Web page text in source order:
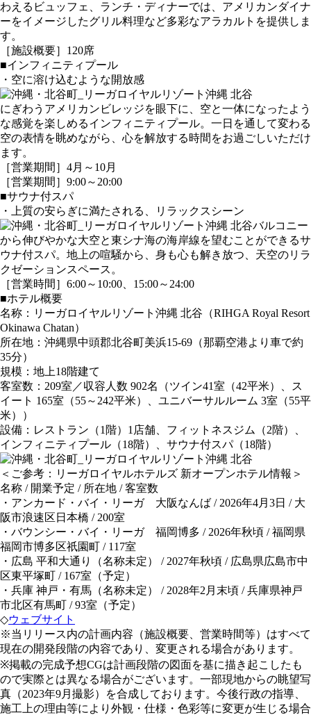
わえるビュッフェ、ランチ・ディナーでは、アメリカンダイナ
ーをイメージしたグリル料理など多彩なアラカルトを提供しま
す。
［施設概要］120席
■インフィニティプール
・空に溶け込むような開放感
にぎわうアメリカンビレッジを眼下に、空と一体になったよう
な感覚を楽しめるインフィニティプール。一日を通して変わる
空の表情を眺めながら、心を解放する時間をお過ごしいただけ
ます。
［営業期間］4月～10月
［営業期間］9:00～20:00
■サウナ付スパ
・上質の安らぎに満たされる、リラックスシーン
バルコニー
から伸びやかな大空と東シナ海の海岸線を望むことができるサ
ウナ付スパ。地上の喧騒から、身も心も解き放つ、天空のリラ
クゼーションスペース。
［営業時間］6:00～10:00、15:00～24:00
■ホテル概要
名称：リーガロイヤルリゾート沖縄 北谷（RIHGA Royal Resort
Okinawa Chatan）
所在地：沖縄県中頭郡北谷町美浜15-69（那覇空港より車で約
35分）
規模：地上18階建て
客室数：209室／収容人数 902名（ツイン41室（42平米）、ス
イート 165室（55～242平米）、ユニバーサルルーム 3室（55平
米））
設備：レストラン（1階）1店舗、フィットネスジム（2階）、
インフィニティプール（18階）、サウナ付スパ（18階）
＜ご参考：リーガロイヤルホテルズ 新オープンホテル情報＞
名称 / 開業予定 / 所在地 / 客室数
・アンカード・バイ・リーガ 大阪なんば / 2026年4月3日 / 大
阪市浪速区日本橋 / 200室
・バウンシー・バイ・リーガ 福岡博多 / 2026年秋頃 / 福岡県
福岡市博多区祇園町 / 117室
・広島 平和大通り（名称未定） / 2027年秋頃 / 広島県広島市中
区東平塚町 / 167室（予定）
・兵庫 神戸・有馬（名称未定） / 2028年2月末頃 / 兵庫県神戸
市北区有馬町 / 93室（予定）
◇ウェブサイト
※当リリース内の計画内容（施設概要、営業時間等）はすべて
現在の開発段階の内容であり、変更される場合があります。
※掲載の完成予想CGは計画段階の図面を基に描き起こしたも
ので実際とは異なる場合がございます。一部現地からの眺望写
真（2023年9月撮影）を合成しております。今後行政の指導、
施工上の理由等により外観・仕様・色彩等に変更が生じる場合